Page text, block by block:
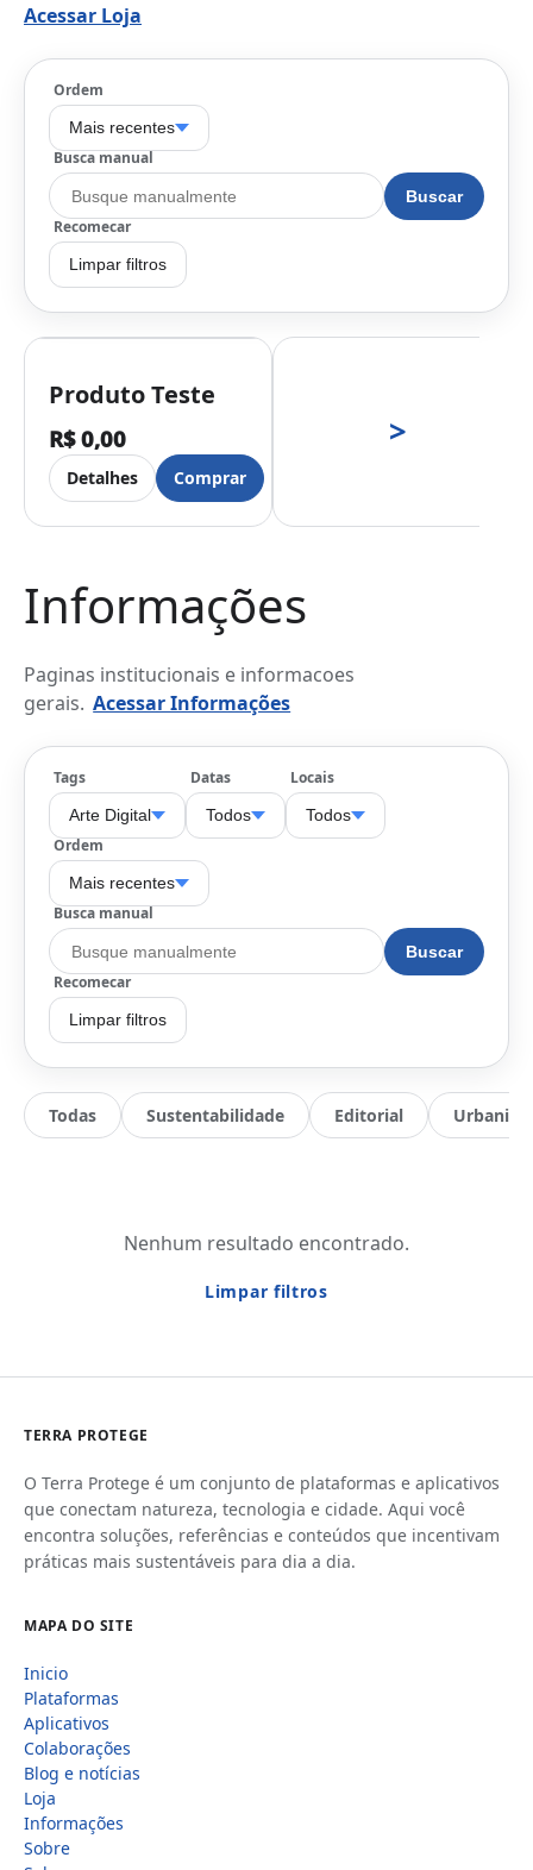
Acessar Loja
Ordem
Mais recentes
Busca manual
Buscar
Recomecar
Limpar filtros
Produto Teste
R$ 0,00
Detalhes Comprar
>
Informações
Paginas institucionais e informacoes
gerais. Acessar Informações
Tags
Arte Digital
Datas
Todos
Locais
Todos
Ordem
Mais recentes
Busca manual
Buscar
Recomecar
Limpar filtros
Todas Sustentabilidade Editorial
Nenhum resultado encontrado.
Limpar filtros
TERRA PROTEGE
O Terra Protege é um conjunto de plataformas e aplicativos
que conectam natureza, tecnologia e cidade. Aqui você
encontra soluções, referências e conteúdos que incentivam
práticas mais sustentáveis para dia a dia.
MAPA DO SITE
Inicio
Plataformas
Aplicativos
Colaborações
Blog e notícias
Loja
Informações
Sobre